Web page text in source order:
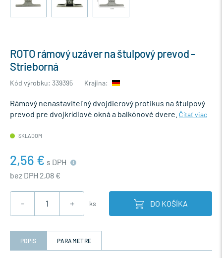
ROTO rámový uzáver na štulpový prevod -
Strieborná
Kód výrobku: 339395 Krajina:
Rámový nenastaviteľný dvojdierový protikus na štulpový
prevod pre dvojkrídlové okná a balkónové dvere. Čítať viac
SKLADOM
2,56 € s DPH
bez DPH 2,08 €
- + ks DO KOŠÍKA
POPIS PARAMETRE